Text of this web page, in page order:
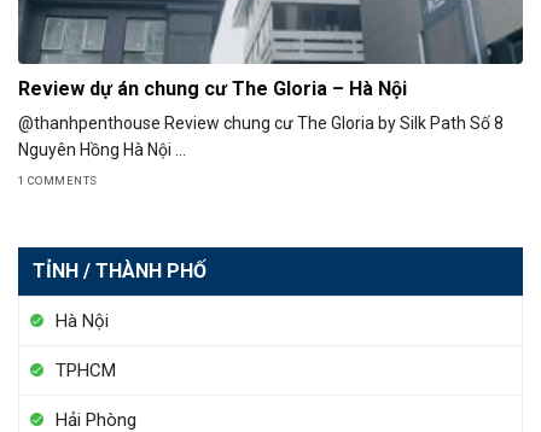
TỈNH / THÀNH PHỐ
Hà Nội
TPHCM
Hải Phòng
Review dự án chung cư The Gloria – Hà Nội
@thanhpenthouse Review chung cư The Gloria by Silk Path Số 8
Nguyên Hồng Hà Nội ...
1 COMMENTS